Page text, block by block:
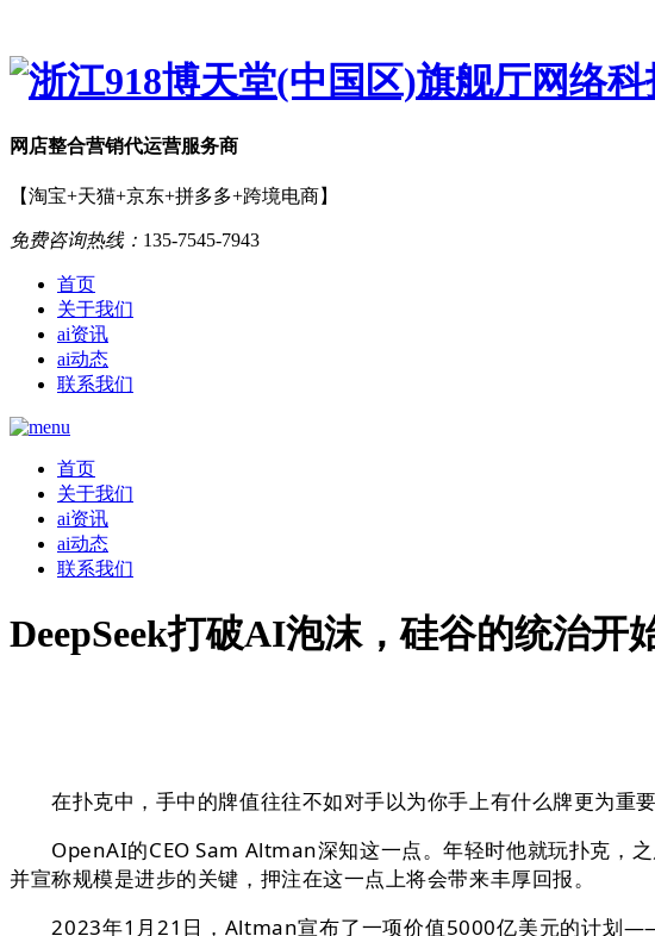
网店整合营销代运营服务商
【淘宝+天猫+京东+拼多多+跨境电商】
免费咨询热线： 135-7545-7943
首页
关于我们
ai资讯
ai动态
联系我们
首页
关于我们
ai资讯
ai动态
联系我们
DeepSeek打破AI泡沫，硅谷的统治开
在扑克中，手中的牌值往往不如对手以为你手上有什么牌更为重
OpenAI的CEO Sam Altman深知这一点。年轻时他就玩扑克，之
并宣称规模是进步的关键，押注在这一点上将会带来丰厚回报。
2023年1月21日，Altman宣布了一项价值5000亿美元的计划——